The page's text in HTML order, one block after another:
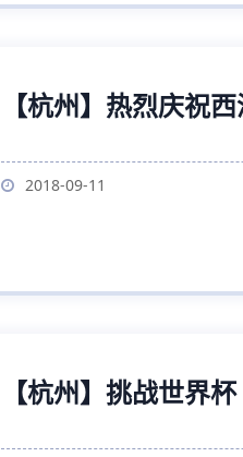
【杭州】热烈庆祝
2018-09-11
【杭州】挑战世界